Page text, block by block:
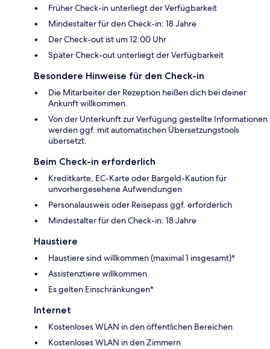
Früher Check-in unterliegt der Verfügbarkeit
Mindestalter für den Check-in: 18 Jahre
Der Check-out ist um 12:00 Uhr
Später Check-out unterliegt der Verfügbarkeit
Besondere Hinweise für den Check-in
Die Mitarbeiter der Rezeption heißen dich bei deiner
Ankunft willkommen.
Von der Unterkunft zur Verfügung gestellte Informationen
werden ggf. mit automatischen Übersetzungstools
übersetzt.
Beim Check-in erforderlich
Kreditkarte, EC-Karte oder Bargeld-Kaution für
unvorhergesehene Aufwendungen
Personalausweis oder Reisepass ggf. erforderlich
Mindestalter für den Check-in: 18 Jahre
Haustiere
Haustiere sind willkommen (maximal 1 insgesamt)*
Assistenztiere willkommen
Es gelten Einschränkungen*
Internet
Kostenloses WLAN in den öffentlichen Bereichen
Kostenloses WLAN in den Zimmern